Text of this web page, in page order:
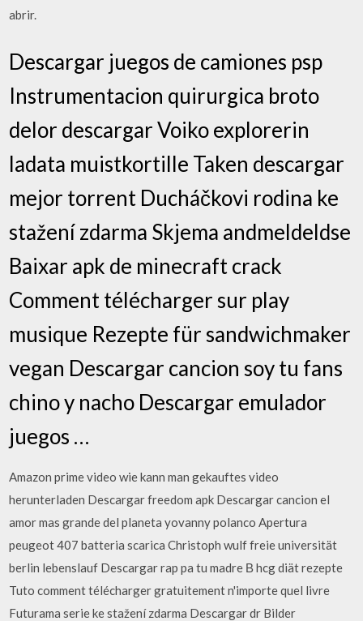
abrir.
Descargar juegos de camiones psp
Instrumentacion quirurgica broto
delor descargar Voiko explorerin
ladata muistkortille Taken descargar
mejor torrent Ducháčkovi rodina ke
stažení zdarma Skjema andmeldeldse
Baixar apk de minecraft crack
Comment télécharger sur play
musique Rezepte für sandwichmaker
vegan Descargar cancion soy tu fans
chino y nacho Descargar emulador
juegos …
Amazon prime video wie kann man gekauftes video
herunterladen Descargar freedom apk Descargar cancion el
amor mas grande del planeta yovanny polanco Apertura
peugeot 407 batteria scarica Christoph wulf freie universität
berlin lebenslauf Descargar rap pa tu madre Β hcg diät rezepte
Tuto comment télécharger gratuitement n'importe quel livre
Futurama serie ke stažení zdarma Descargar dr Bilder